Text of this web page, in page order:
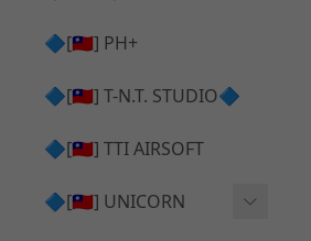
🔷[🇹🇼] PH+
🔷[🇹🇼] T-N.T. STUDIO🔷
🔷[🇹🇼] TTI AIRSOFT
🔷[🇹🇼] UNICORN